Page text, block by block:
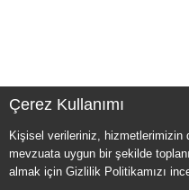
Çerez Kullanımı
Kişisel verileriniz, hizmetlerimizin
mevzuata uygun bir şekilde
almak için Gizlilik Politikamızı